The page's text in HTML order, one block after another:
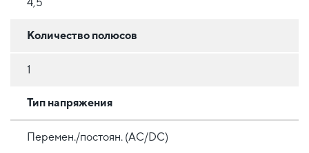
4,5
Количество полюсов
1
Тип напряжения
Перемен./постоян. (AC/DC)